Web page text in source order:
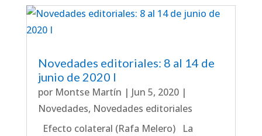
Novedades editoriales: 8 al 14 de
junio de 2020 I
por Montse Martín | Jun 5, 2020|
Novedades, Novedades editoriales
Efecto colateral (Rafa Melero) La